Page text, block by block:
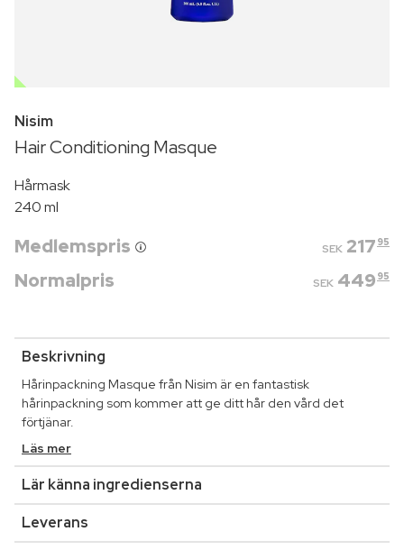
OUTLET
Nisim
Hair Conditioning Masque
Hårmask
240 ml
Medlemspris SEK 217 95
Normalpris SEK 449 95
Beskrivning
Hårinpackning Masque från Nisim är en fantastisk
hårinpackning som kommer att ge ditt hår den vård det
förtjänar.
Läs mer
Lär känna ingredienserna
Leverans